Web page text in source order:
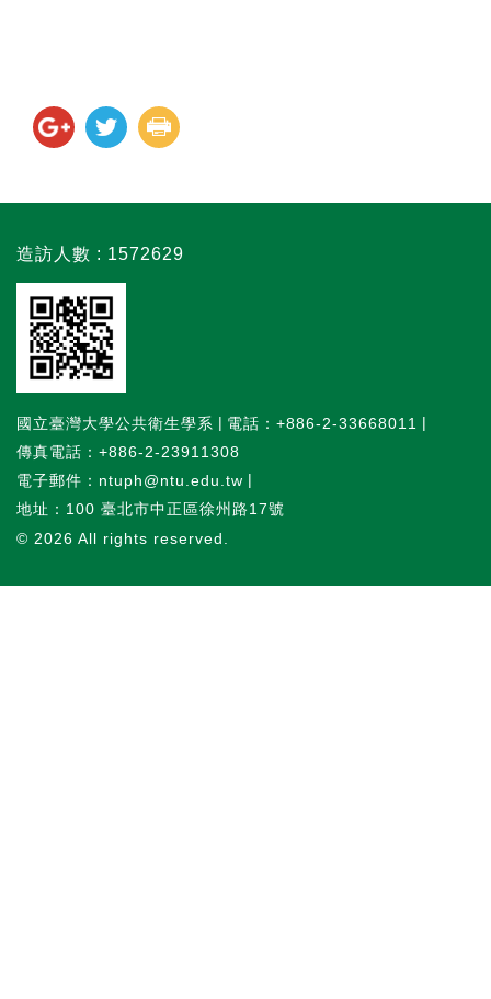
造訪人數 : 1572629
國立臺灣大學公共衛生學系
電話：+886-2-33668011
傳真電話：+886-2-23911308
電子郵件：ntuph@ntu.edu.tw
地址：100 臺北市中正區徐州路17號
© 2026 All rights reserved.